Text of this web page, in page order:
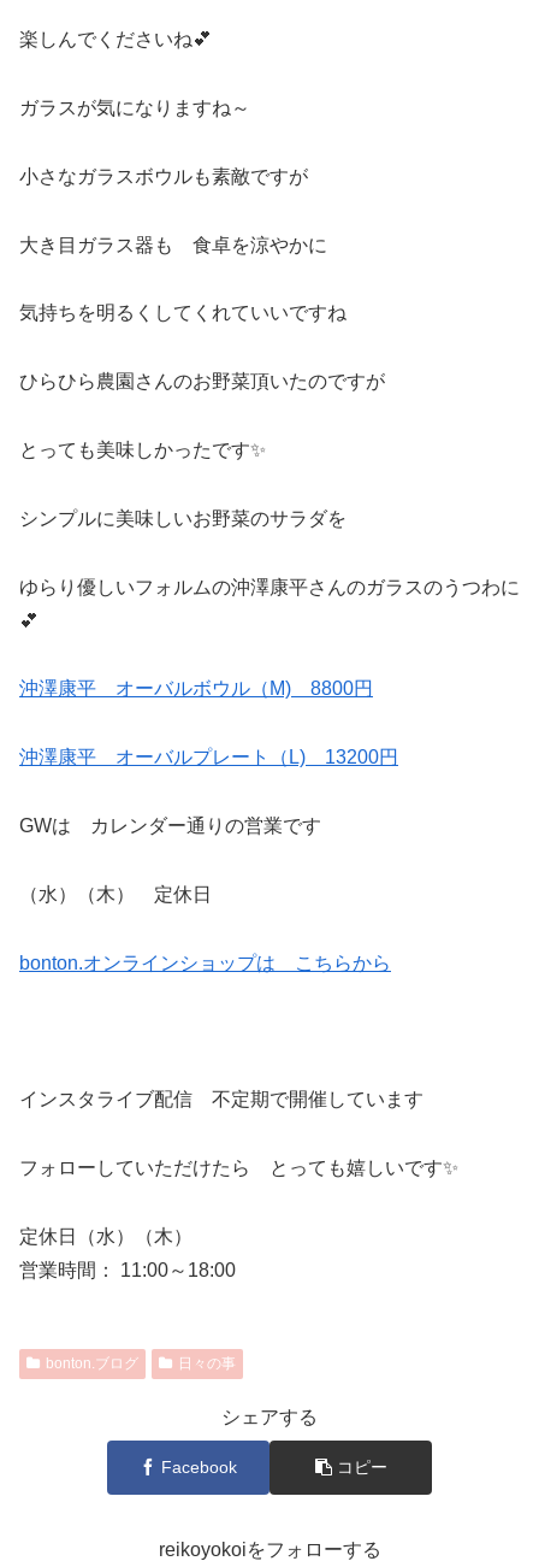
楽しんでくださいね💕
ガラスが気になりますね～
小さなガラスボウルも素敵ですが
大き目ガラス器も 食卓を涼やかに
気持ちを明るくしてくれていいですね
ひらひら農園さんのお野菜頂いたのですが
とっても美味しかったです✨
シンプルに美味しいお野菜のサラダを
ゆらり優しいフォルムの沖澤康平さんのガラスのうつわに
💕
沖澤康平 オーバルボウル（M) 8800円
沖澤康平 オーバルプレート（L) 13200円
GWは カレンダー通りの営業です
（水）（木） 定休日
bonton.オンラインショップは こちらから
インスタライブ配信 不定期で開催しています
フォローしていただけたら とっても嬉しいです✨
定休日（水）（木）
営業時間： 11:00～18:00
bonton.ブログ 日々の事
シェアする
Facebook コピー
reikoyokoiをフォローする